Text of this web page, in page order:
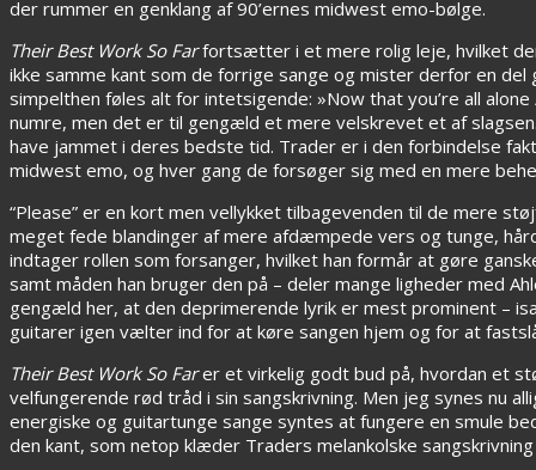
der rummer en genklang af 90’ernes midwest emo-bølge.
Their Best Work So Farfortsætter i et mere rolig leje, hvilket
ikke samme kant som de forrige sange og mister derfor en
simpelthen føles alt for intetsigende: »Now that you’re all
numre, men det er til gengæld et mere velskrevet et af
have jammet i deres bedste tid. Trader er i den forbindelse
midwest emo, og hver gang de forsøger sig med en mere
“Please” er en kort men vellykket tilbagevenden til de mere
meget fede blandinger af mere afdæmpede vers og tunge,
indtager rollen som forsanger, hvilket han formår at gøre
samt måden han bruger den på – deler mange ligheder med
gengæld her, at den deprimerende lyrik er mest prominent –
guitarer igen vælter ind for at køre sangen hjem og for at
Their Best Work So Farer et virkelig godt bud på, hvordan et
velfungerende rød tråd i sin sangskrivning. Men jeg synes nu
energiske og guitartunge sange syntes at fungere en smule
den kant, som netop klæder Traders melankolske